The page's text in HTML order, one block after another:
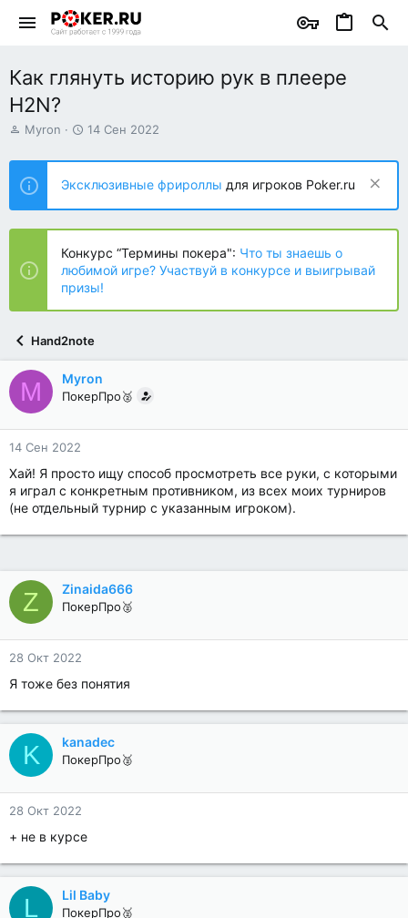
Как глянуть историю рук в плеере
H2N?
А
т
о
р
т
е
ы
Myron
Д
т
н
а
ч
л
а
14 Сен 2022
Эксклюзивные фрироллы для игроков Poker.ru
Конкурс “Термины покера": Что ты знаешь о
любимой игре? Участвуй в конкурсе и выигрывай
призы!
Hand2note
M Myron
ПокерПро🥈
14 Сен 2022
Хай! Я просто ищу способ просмотреть все руки, с которыми
я играл с конкретным противником, из всех моих турниров
(не отдельный турнир с указанным игроком).
Z Zinaida666
ПокерПро🥈
28 Окт 2022
Я тоже без понятия
K kanadec
ПокерПро🥈
28 Окт 2022
+ не в курсе
L Lil Baby
ПокерПро🥈